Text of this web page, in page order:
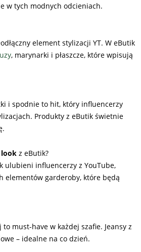
w tych modnych odcieniach.
element stylizacji YT. W eButik
, marynarki i płaszcze, które wpisują
i spodnie to hit, który influencerzy
Produkty z eButik świetnie
look z eButik?
ulubieni influencerzy z YouTube,
elementów garderoby, które będą
must-have w każdej szafie. Jeansy z
– idealne na co dzień.